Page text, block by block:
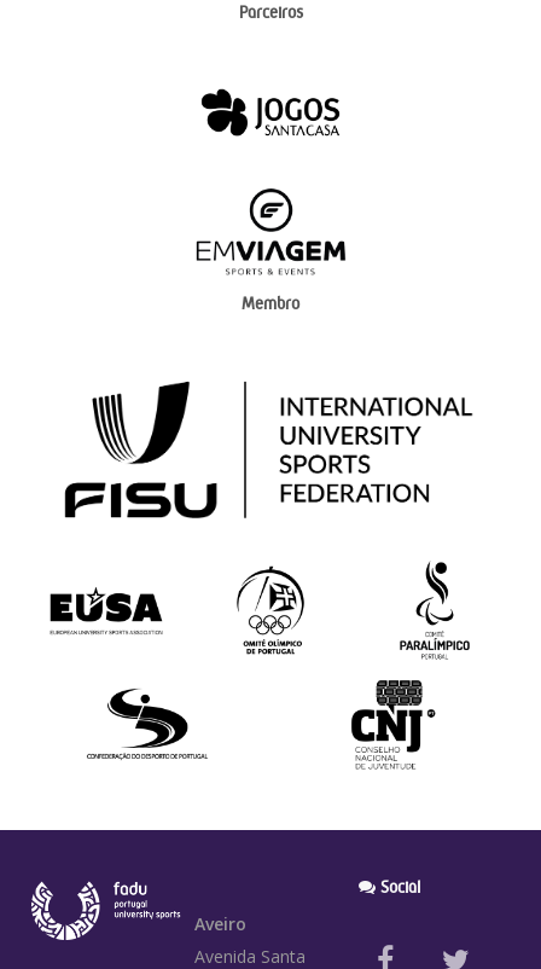
Parceiros
Membro
Aveiro
Avenida Santa
Social